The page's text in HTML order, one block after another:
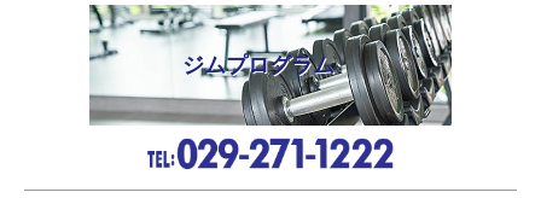
ジムプログラム